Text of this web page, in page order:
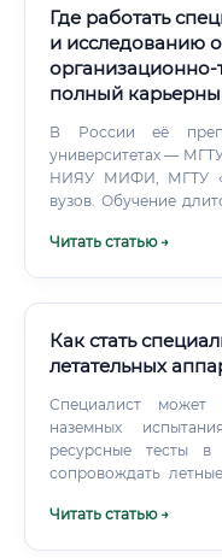
Где работать
и исследованию
организационно-
полный
В России её
университетах —
НИЯУ МИФИ, МГТУ
вузов. Обучение
Читать статью →
Как стать
летательных
Специалист может
наземных
ресурсные тесты
сопровождать
режиме
Читать статью →